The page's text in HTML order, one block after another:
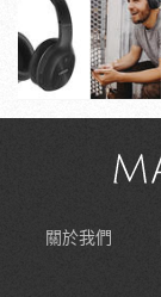
關於我們